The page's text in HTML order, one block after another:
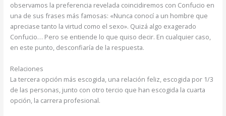
observamos la preferencia revelada coincidiremos con Confucio en
una de sus frases más famosas: «Nunca conocí a un hombre que
apreciase tanto la virtud como el sexo». Quizá algo exagerado
Confucio… Pero se entiende lo que quiso decir. En cualquier caso,
en este punto, desconfiaría de la respuesta.
Relaciones
La tercera opción más escogida, una relación feliz, escogida por 1/3
de las personas, junto con otro tercio que han escogida la cuarta
opción, la carrera profesional.